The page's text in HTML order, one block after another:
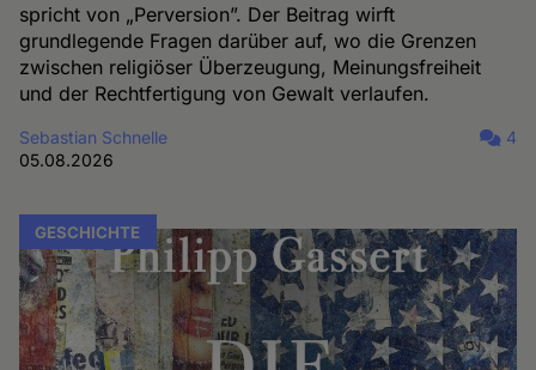
spricht von „Perversion”. Der Beitrag wirft
grundlegende Fragen darüber auf, wo die Grenzen
zwischen religiöser Überzeugung, Meinungsfreiheit
und der Rechtfertigung von Gewalt verlaufen.
Sebastian Schnelle
05.08.2026
4
GESCHICHTE